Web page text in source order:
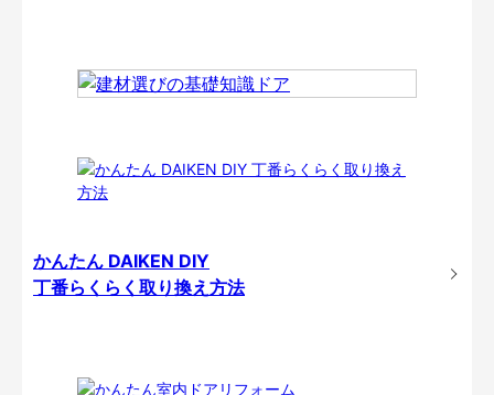
かんたん DAIKEN DIY
丁番らくらく取り換え方法